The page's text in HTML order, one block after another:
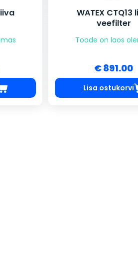
WATEX CTQ13
veefilter
Toode on laos
€ 891.00
Lisa ostukorvi